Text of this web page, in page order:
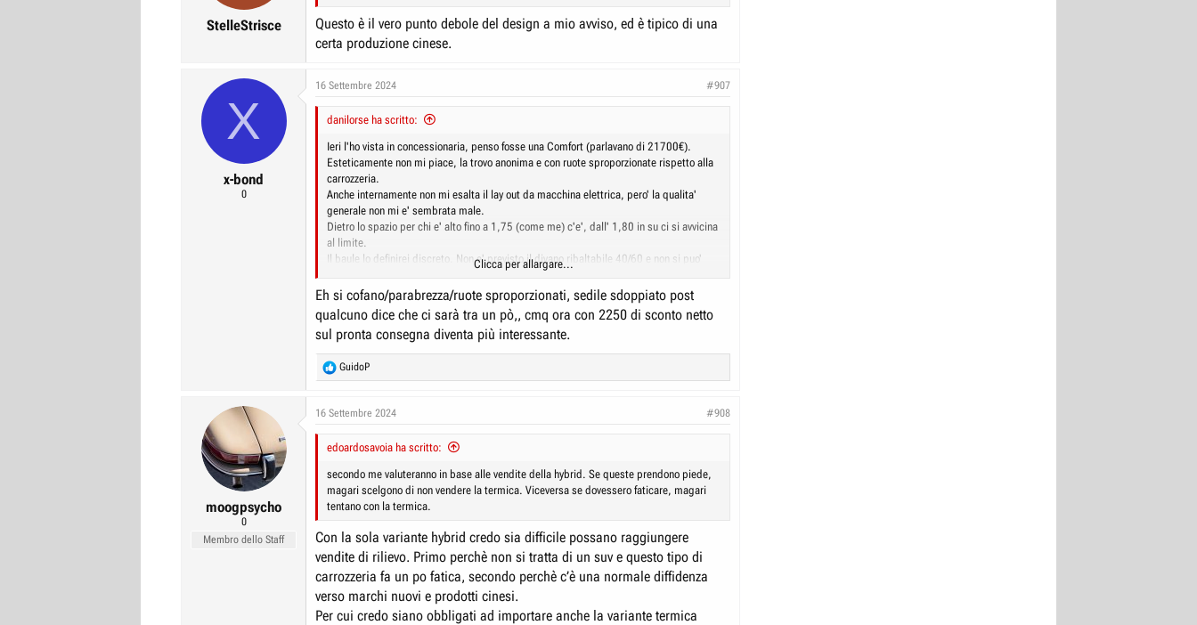
:
StelleStrisce
Questo è il vero punto debole del design a mio avviso, ed è tipico di una
certa produzione cinese.
X
x-bond
0
16 Settembre 2024 #907
danilorse ha scritto:
Ieri l'ho vista in concessionaria, penso fosse una Comfort (parlavano di 21700€).
Esteticamente non mi piace, la trovo anonima e con ruote sproporzionate rispetto alla
carrozzeria.
Anche internamente non mi esalta il lay out da macchina elettrica, pero' la qualita'
generale non mi e' sembrata male.
Dietro lo spazio per chi e' alto fino a 1,75 (come me) c'e', dall' 1,80 in su ci si avvicina
al limite.
Il baule lo definirei discreto. Non e' previsto il divano ribaltabile 40/60 e non si puo'
avere ruotino di scorta, perche' sotto il piano di carico c'e la batteria a 12v (... non
capisco peche' non l'hanno messa nel vano motore).
Clicca per allargare...
Eh si cofano/parabrezza/ruote sproporzionati, sedile sdoppiato post
qualcuno dice che ci sarà tra un pò,, cmq ora con 2250 di sconto netto
sul pronta consegna diventa più interessante.
R
e
c
o
n
s
:
GuidoP
moogpsycho
0
Membro dello Staff
16 Settembre 2024 #908
edoardosavoia ha scritto:
secondo me valuteranno in base alle vendite della hybrid. Se queste prendono piede,
magari scelgono di non vendere la termica. Viceversa se dovessero faticare, magari
tentano con la termica.
Con la sola variante hybrid credo sia difficile possano raggiungere
vendite di rilievo. Primo perchè non si tratta di un suv e questo tipo di
carrozzeria fa un po fatica, secondo perchè c’è una normale diffidenza
verso marchi nuovi e prodotti cinesi.
Per cui credo siano obbligati ad importare anche la variante termica